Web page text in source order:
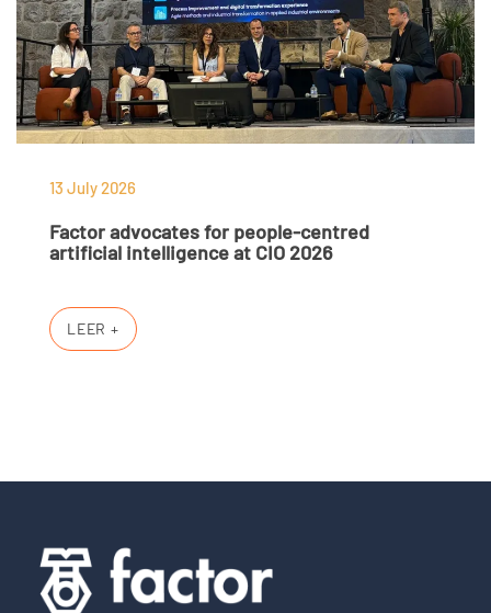
13 July 2026
Factor advocates for people-centred
artificial intelligence at CIO 2026
LEER +